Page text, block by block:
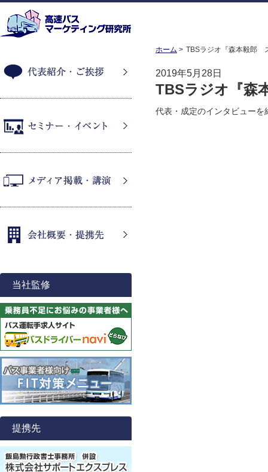
ホーム TBSラジオ『森本毅郎
2019年5月28日
TBSラジオ『森
代表・成定のインタビューを
当社監修
提携先